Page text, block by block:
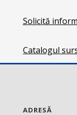
Solicită
Catalogul
ADRESĂ